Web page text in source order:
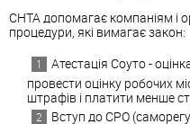
СНТА допомагає компаніям і
процедури, які вимагає закон:
Атестація Соуто -
провести оцінку робочих
штрафів і платити менше
Вступ до СРО